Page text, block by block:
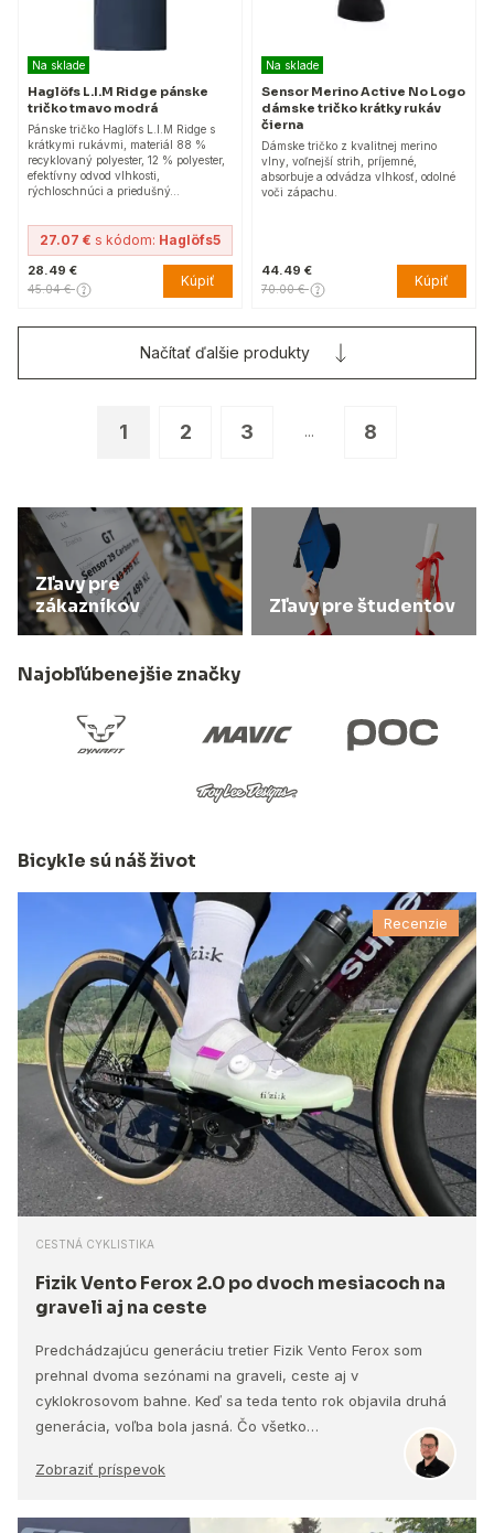
Na sklade
Haglöfs L.I.M Ridge pánske
tričko tmavo modrá
Pánske tričko Haglöfs L.I.M Ridge s
krátkymi rukávmi, materiál 88 %
recyklovaný polyester, 12 % polyester,
efektívny odvod vlhkosti,
rýchloschnúci a priedušný…
27.07 € s kódom: Haglöfs5
28.49 €
45.04 € Kúpiť
Na sklade
Sensor Merino Active No Logo
dámske tričko krátky rukáv
čierna
Dámske tričko z kvalitnej merino
vlny, voľnejší strih, príjemné,
absorbuje a odvádza vlhkosť, odolné
voči zápachu.
44.49 €
70.00 € Kúpiť
1 2 3 ... 8
Načítať ďalšie produkty
Zľavy pre
zákazníkov
Zľavy pre študentov
Najobľúbenejšie značky
Bicykle sú náš život
Recenzie
CESTNÁ CYKLISTIKA
Fizik Vento Ferox 2.0 po dvoch mesiacoch na
graveli aj na ceste
Predchádzajúcu generáciu tretier Fizik Vento Ferox som
prehnal dvoma sezónami na graveli, ceste aj v
cyklokrosovom bahne. Keď sa teda tento rok objavila druhá
generácia, voľba bola jasná. Čo všetko…
Zobraziť príspevok